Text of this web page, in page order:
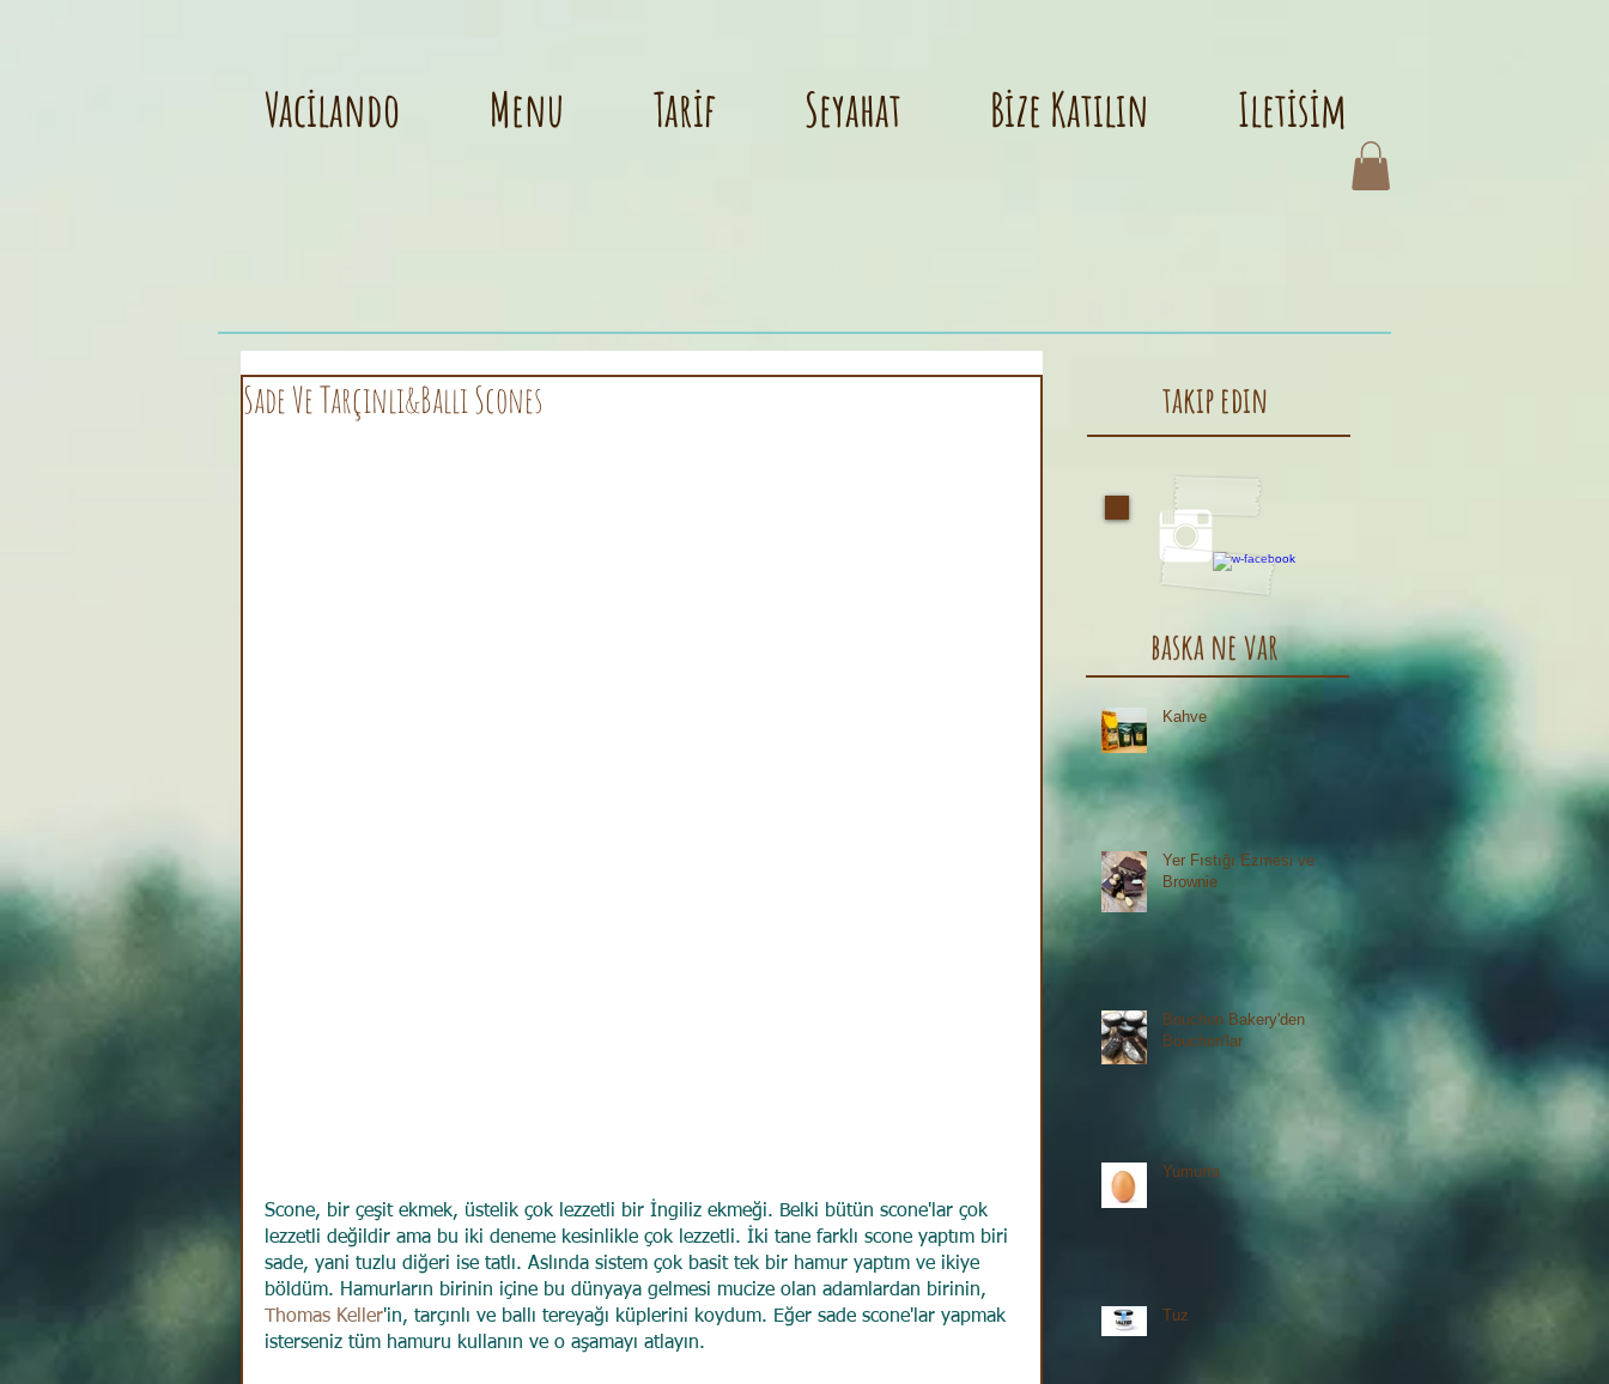
Vacilando Menu Tarif Seyahat Bize Katılın Iletisim
Sade Ve Tarçınlı&Ballı Scones
Scone, bir çeşit ekmek, üstelik çok lezzetli bir İngiliz ekmeği. Belki bütün scone'lar çok
lezzetli değildir ama bu iki deneme kesinlikle çok lezzetli. İki tane farklı scone yaptım biri
sade, yani tuzlu diğeri ise tatlı. Aslında sistem çok basit tek bir hamur yaptım ve ikiye
böldüm. Hamurların birinin içine bu dünyaya gelmesi mucize olan adamlardan birinin,
Thomas Keller'in, tarçınlı ve ballı tereyağı küplerini koydum. Eğer sade scone'lar yapmak
isterseniz tüm hamuru kullanın ve o aşamayı atlayın.
takıp edın
baska ne var
Kahve
Yer Fıstığı Ezmesi ve
Brownie
Bouchon Bakery'den
Bouchon'lar
Yumurta
Tuz